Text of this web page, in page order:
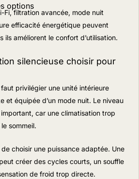
options
Fi, filtration avancée, mode nuit
efficacité énergétique peuvent
ils améliorent le confort d’utilisation.
silencieuse choisir pour
privilégier une unité intérieure
et équipée d’un mode nuit. Le niveau
car une climatisation trop
sommeil.
choisir une puissance adaptée. Une
créer des cycles courts, un souffle
de froid trop directe.